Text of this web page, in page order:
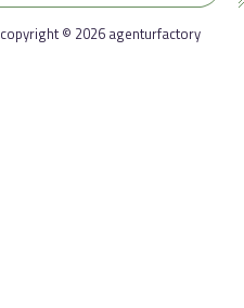
copyright © 2026 agenturfactory